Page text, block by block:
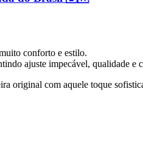
conforto e estilo.
ajuste impecável, qualidade e
original com aquele toque